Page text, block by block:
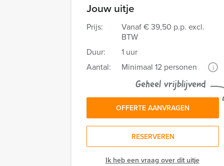
Jouw uitje
Prijs: Vanaf€ 39,50 p.p. excl.
BTW
Duur:
1 uur
Aantal:
Minimaal 12 personen i
Geheel vrijblijvend
OFFERTE AANVRAGEN
RESERVEREN
Ik heb een vraag over dit uitje